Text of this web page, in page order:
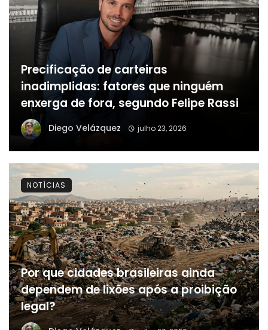
Precificação de carteiras
inadimplidas: fatores que ninguém
enxerga de fora, segundo Felipe Rassi
Diego Velázquez julho 23, 2026
Por que cidades brasileiras ainda
dependem de lixões após a proibição
legal?
NOTÍCIAS